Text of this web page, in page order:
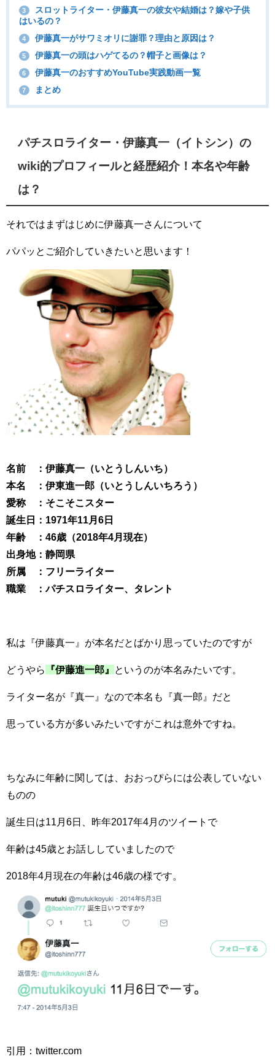
3
スロットライター・伊藤真一の彼女や結婚は？嫁や子供
はいるの？
4 伊藤真一がサワミオリに謝罪？理由と原因は？
5 伊藤真一の頭はハゲてるの？帽子と画像は？
6 伊藤真一のおすすめYouTube実践動画一覧
7 まとめ
パチスロライター・伊藤真一（イトシン）の
wiki的プロフィールと経歴紹介！本名や年齢
は？
それではまずはじめに伊藤真一さんについて
パパッとご紹介していきたいと思います！
名前 ：伊藤真一（いとうしんいち）
本名 ：伊東進一郎（いとうしんいちろう）
愛称 ：そこそこスター
誕生日：1971年11月6日
年齢 ：46歳（2018年4月現在）
出身地：静岡県
所属 ：フリーライター
職業 ：パチスロライター、タレント
私は『伊藤真一』が本名だとばかり思っていたのですが
どうやら 『伊藤進一郎』 というのが本名みたいです。
ライター名が『真一』なので本名も『真一郎』だと
思っている方が多いみたいですがこれは意外ですね。
ちなみに年齢に関しては、おおっぴらには公表していない
ものの
誕生日は11月6日、昨年2017年4月のツイートで
年齢は45歳とお話ししていましたので
2018年4月現在の年齢は46歳の様です。
引用：twitter.com